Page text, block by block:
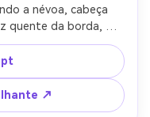
a névoa, cabeça
quente da borda,
com 135mm f/1.8,
de campo rasa,
ultra-
↗